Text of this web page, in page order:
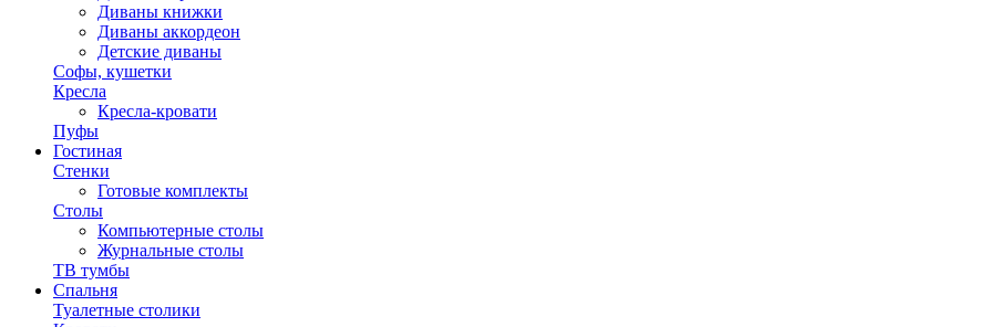
Диваны книжки
Диваны аккордеон
Детские диваны
Софы, кушетки
Кресла
Кресла-кровати
Пуфы
Гостиная
Стенки
Готовые комплекты
Столы
Компьютерные столы
Журнальные столы
ТВ тумбы
Спальня
Туалетные столики